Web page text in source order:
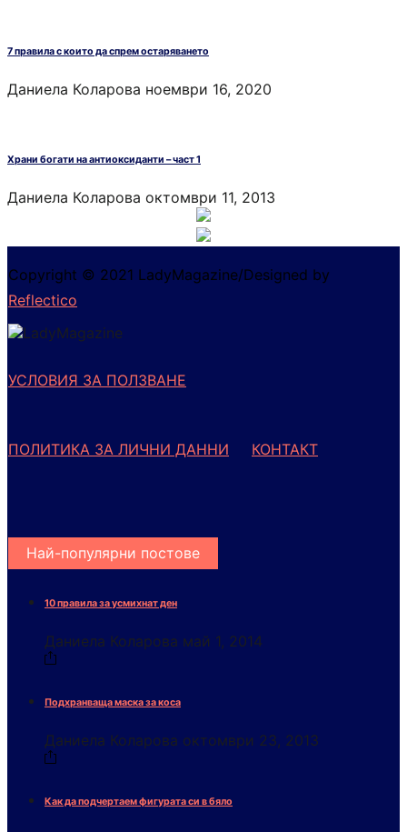
7 правила с които да спрем остаряването
Даниела Коларова ноември 16, 2020
Храни богати на антиоксиданти – част 1
Даниела Коларова октомври 11, 2013
Copyright © 2021 LadyMagazine/Designed by
Reflectico
УСЛОВИЯ ЗА ПОЛЗВАНЕ
ПОЛИТИКА ЗА ЛИЧНИ ДАННИ КОНТАКТ
Най-популярни постове
10 правила за усмихнат ден
Даниела Коларова май 1, 2014
Подхранваща маска за коса
Даниела Коларова октомври 23, 2013
Как да подчертаем фигурата си в бяло